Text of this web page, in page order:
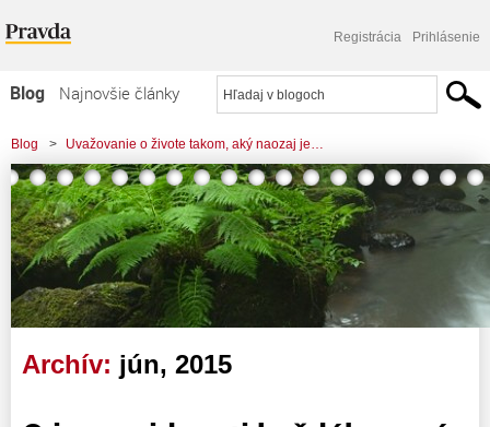
Registrácia Prihlásenie
Blog
Najnovšie články
Najčítanejšie články
Najkomentovanejšie články
Zoznam blogov
Komerčné blogy
Blog > Uvažovanie o živote takom, aký naozaj je…
Archív: jún, 2015